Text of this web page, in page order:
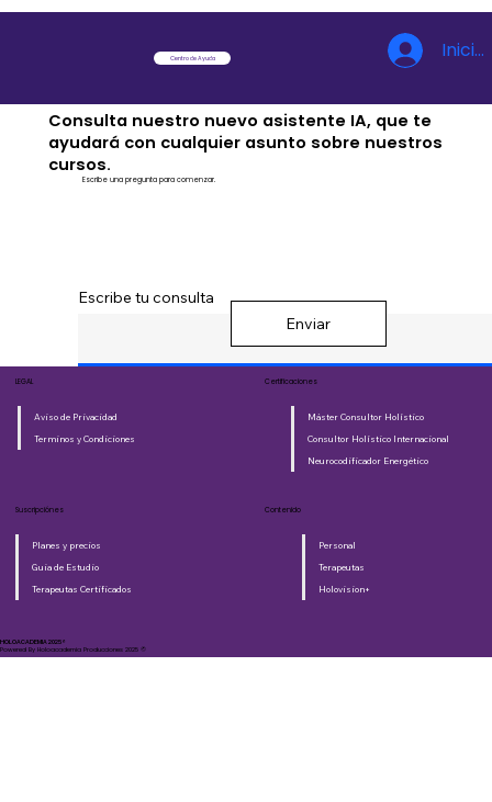
Centro de Ayuda
Consulta nuestro nuevo asistente IA, que te
ayudará con cualquier asunto sobre nuestros
cursos.
Escribe una pregunta para comenzar.
Escribe tu consulta
Enviar
Aviso de Privacidad
Terminos y Condiciones
LEGAL
Máster Consultor Holístico
Consultor Holístico Internacional
Neurocodificador Energético
Certificaciones
Contenido
Personal
Terapeutas
Holovision+
Planes y precios
Guia de Estudio
Terapeutas Certificados
Suscripciónes
HOLOACADEMIA 2025®​
Powered By Holoacademia Producciones 2025 ©